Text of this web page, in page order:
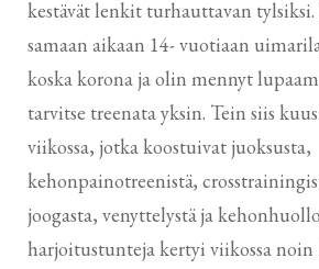
kestävät lenkit turhauttavan tylsiksi.
samaan aikaan 14- vuotiaan
koska korona ja olin mennyt
tarvitse treenata yksin. Tein siis
viikossa, jotka koostuivat juoksusta,
kehonpainotreenistä,
joogasta, venyttelystä ja
harjoitustunteja kertyi viikossa noin